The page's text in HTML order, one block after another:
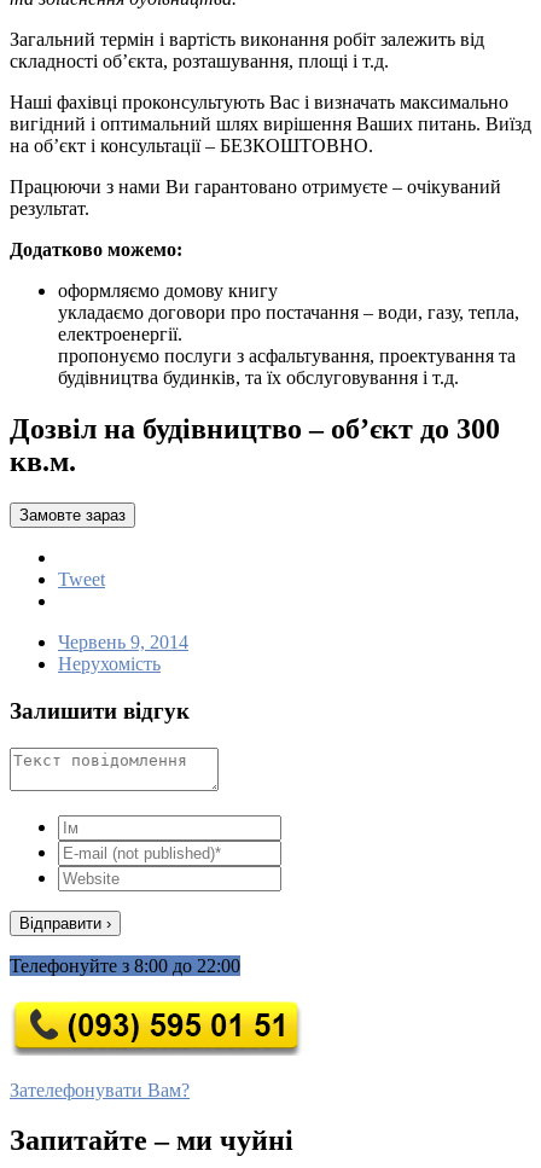
Загальний термін і вартість виконання робіт залежить від
складності об’єкта, розташування, площі і т.д.
Наші фахівці проконсультують Вас і визначать максимально
вигідний і оптимальний шлях вирішення Ваших питань. Виїзд
на об’єкт і консультації – БЕЗКОШТОВНО.
Працюючи з нами Ви гарантовано отримуєте – очікуваний
результат.
Додатково можемо:
оформляємо домову книгу
укладаємо договори про постачання – води, газу, тепла,
електроенергії.
пропонуємо послуги з асфальтування, проектування та
будівництва будинків, та їх обслуговування і т.д.
Дозвіл на будівництво – об’єкт до 300
кв.м.
Замовте зараз
Tweet
Червень 9, 2014
Нерухомість
Залишити відгук
Телефонуйте з 8:00 до 22:00
Зателефонувати Вам?
Запитайте – ми чуйні